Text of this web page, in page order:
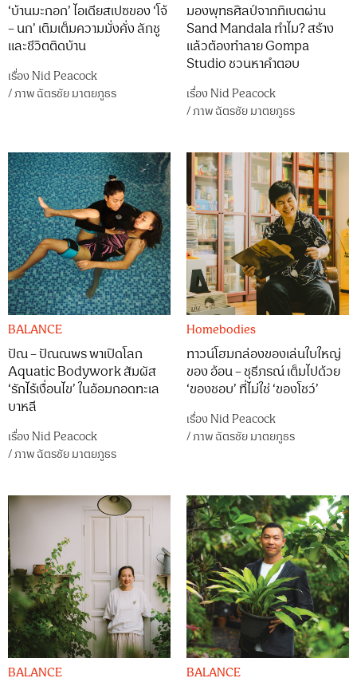
‘บ้านมะกอก’ ไอเดียสเปซของ ‘โจ้
– นก’ เติมเต็มความมั่งคั่ง ลักชู
และชีวิตติดบ้าน
เรื่อง Nid Peacock
/ภาพฉัตรชัย มาตยภูธร
มองพุทธศิลป์จากทิเบตผ่าน
Sand Mandala ทำไม? สร้าง
แล้วต้องทำลาย Gompa
Studio ชวนหาคำตอบ
เรื่อง Nid Peacock
/ภาพฉัตรชัย มาตยภูธร
BALANCE
ปัณ – ปัณณพร พาเปิดโลก
Aquatic Bodywork สัมผัส
‘รักไร้เงื่อนไข’ ในอ้อมกอดทะเล
บาหลี
เรื่อง Nid Peacock
/ภาพฉัตรชัย มาตยภูธร
Homebodies
ทาวน์โฮมกล่องของเล่นใบใหญ่
ของ อ้อน – ชุธีภรณ์ เต็มไปด้วย
‘ของชอบ’ ที่ไม่ใช่ ‘ของโชว์’
เรื่อง Nid Peacock
/ภาพฉัตรชัย มาตยภูธร
BALANCE BALANCE